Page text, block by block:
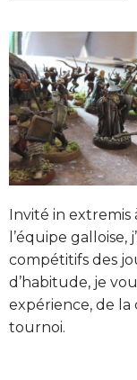
Invité in extremis
l’équipe galloise,
compétitifs des
d’habitude, je
expérience, de la
tournoi.